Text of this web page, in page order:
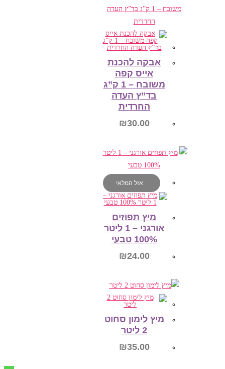
הוספה לסל
אבקה להכנת
אייס קפה
משובח – 1 ק”ג
בד”ץ העדה
החרדית
₪30.00
הוספה לסל
אזל המלאי
מיץ תפוזים
אורגני – 1 ליטר
100% טבעי
₪24.00
מיץ לימון סחוט
2 ליטר
₪35.00